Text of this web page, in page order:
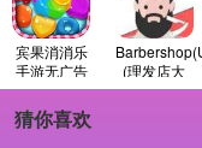
宾果消消乐
手游无广告
版
(理发店大
亨)安卓官方
猜你喜欢